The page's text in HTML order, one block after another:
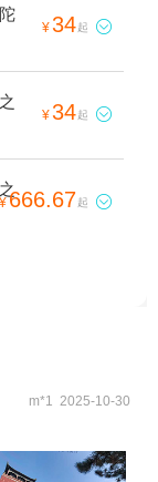
¥34起 
¥34起 
¥666.67起 
m*1 2025-10-30